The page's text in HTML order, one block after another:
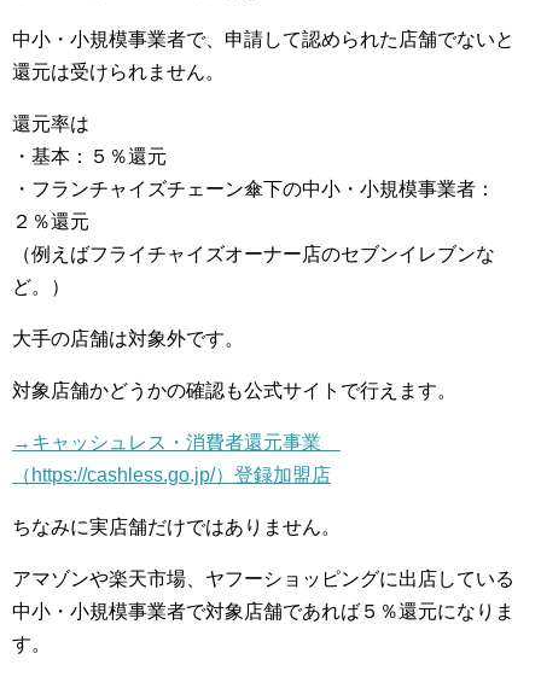
中小・小規模事業者で、申請して認められた店舗でないと
還元は受けられません。
還元率は
・基本：５％還元
・フランチャイズチェーン傘下の中小・小規模事業者：
２％還元
（例えばフライチャイズオーナー店のセブンイレブンな
ど。）
大手の店舗は対象外です。
対象店舗かどうかの確認も公式サイトで行えます。
→キャッシュレス・消費者還元事業
（https://cashless.go.jp/）登録加盟店
ちなみに実店舗だけではありません。
アマゾンや楽天市場、ヤフーショッピングに出店している
中小・小規模事業者で対象店舗であれば５％還元になりま
す。